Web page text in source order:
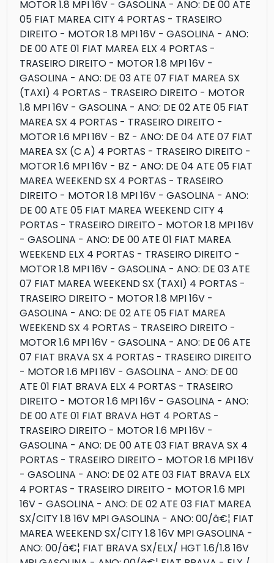
MOTOR 1.8 MPI 16V - GASOLINA - ANO: DE 00 ATE
05 FIAT MAREA CITY 4 PORTAS - TRASEIRO
DIREITO - MOTOR 1.8 MPI 16V - GASOLINA - ANO:
DE 00 ATE 01 FIAT MAREA ELX 4 PORTAS -
TRASEIRO DIREITO - MOTOR 1.8 MPI 16V -
GASOLINA - ANO: DE 03 ATE 07 FIAT MAREA SX
(TAXI) 4 PORTAS - TRASEIRO DIREITO - MOTOR
1.8 MPI 16V - GASOLINA - ANO: DE 02 ATE 05 FIAT
MAREA SX 4 PORTAS - TRASEIRO DIREITO -
MOTOR 1.6 MPI 16V - BZ - ANO: DE 04 ATE 07 FIAT
MAREA SX (C A) 4 PORTAS - TRASEIRO DIREITO -
MOTOR 1.6 MPI 16V - BZ - ANO: DE 04 ATE 05 FIAT
MAREA WEEKEND SX 4 PORTAS - TRASEIRO
DIREITO - MOTOR 1.8 MPI 16V - GASOLINA - ANO:
DE 00 ATE 05 FIAT MAREA WEEKEND CITY 4
PORTAS - TRASEIRO DIREITO - MOTOR 1.8 MPI 16V
- GASOLINA - ANO: DE 00 ATE 01 FIAT MAREA
WEEKEND ELX 4 PORTAS - TRASEIRO DIREITO -
MOTOR 1.8 MPI 16V - GASOLINA - ANO: DE 03 ATE
07 FIAT MAREA WEEKEND SX (TAXI) 4 PORTAS -
TRASEIRO DIREITO - MOTOR 1.8 MPI 16V -
GASOLINA - ANO: DE 02 ATE 05 FIAT MAREA
WEEKEND SX 4 PORTAS - TRASEIRO DIREITO -
MOTOR 1.6 MPI 16V - GASOLINA - ANO: DE 06 ATE
07 FIAT BRAVA SX 4 PORTAS - TRASEIRO DIREITO
- MOTOR 1.6 MPI 16V - GASOLINA - ANO: DE 00
ATE 01 FIAT BRAVA ELX 4 PORTAS - TRASEIRO
DIREITO - MOTOR 1.6 MPI 16V - GASOLINA - ANO:
DE 00 ATE 01 FIAT BRAVA HGT 4 PORTAS -
TRASEIRO DIREITO - MOTOR 1.6 MPI 16V -
GASOLINA - ANO: DE 00 ATE 03 FIAT BRAVA SX 4
PORTAS - TRASEIRO DIREITO - MOTOR 1.6 MPI 16V
- GASOLINA - ANO: DE 02 ATE 03 FIAT BRAVA ELX
4 PORTAS - TRASEIRO DIREITO - MOTOR 1.6 MPI
16V - GASOLINA - ANO: DE 02 ATE 03 FIAT MAREA
SX/CITY 1.8 16V MPI GASOLINA - ANO: 00/â€¦ FIAT
MAREA WEEKEND SX/CITY 1.8 16V MPI GASOLINA -
ANO: 00/â€¦ FIAT BRAVA SX/ELX/ HGT 1.6/1.8 16V